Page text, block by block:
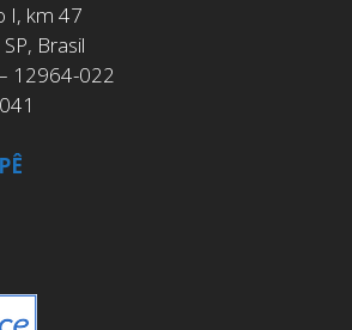
I, km 47
Brasil
12964-022